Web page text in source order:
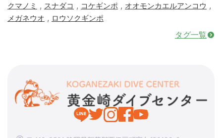
クマノミ , スナダコ , コケギンポ , オオモンカエルアンコウ ,
メガネウオ , ロウソクギンポ
タグ一覧